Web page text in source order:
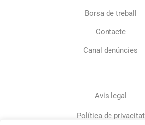
Borsa de treball
Contacte
Canal denúncies
Avís legal
Política de privacitat